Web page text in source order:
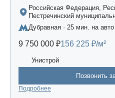
Российская Федерация,
Пестречинский
сельское поселение, жилой
Царево-2», дом 3
Дубравная · 25 мин. на авто
9 750 000 ₽156 225 ₽/м²
Унистрой
Позвонить
Подробнее